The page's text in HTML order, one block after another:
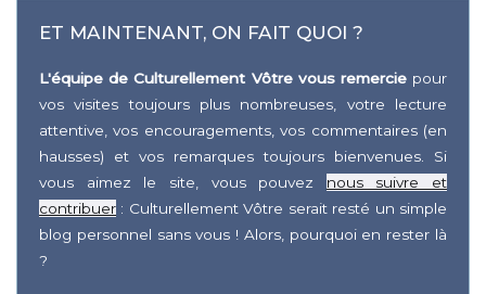
ET MAINTENANT, ON FAIT QUOI ?
L'équipe de Culturellement Vôtre vous remerciepour
vos visites toujours plus nombreuses, votre lecture
attentive, vos encouragements, vos commentaires (en
hausses) et vos remarques toujours bienvenues. Si
vous aimez le site, vous pouvez nous suivre et
contribuer : Culturellement Vôtre serait resté un simple
blog personnel sans vous ! Alors, pourquoi en rester là
?